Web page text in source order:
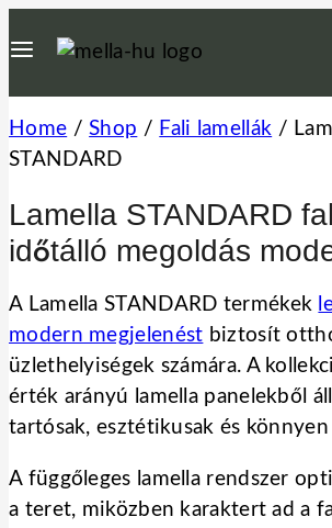
to
Home / Shop / Fali lamellák /
STANDARD
Lamella STANDARD
időtálló megoldás
A Lamella STANDARD termékek
modern megjelenést biztosít
üzlethelyiségek számára. A
érték arányú lamella panelekből
tartósak, esztétikusak és
A függőleges lamella rendszer
a teret, miközben karaktert ad a